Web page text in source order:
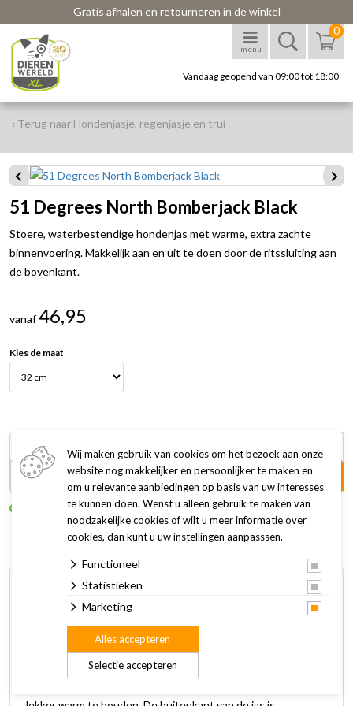
Gratis afhalen en retourneren in de winkel
menu
0
Vandaag geopend van 09:00 tot 18:00
‹ Terug naar Hondenjasje, regenjasje en trui
51 Degrees North Bomberjack Black
Stoere, waterbestendige hondenjas met warme, extra zachte
binnenvoering. Makkelijk aan en uit te doen door de ritssluiting aan
de bovenkant.
vanaf46,95
Kies de maat
32 cm
In winkelwagen +
Op voorraad
Omschrijving Specificaties
Met dit Bomberjack van 51 Degrees North ziet je huisdier er
gegarandeerd super stoer uit en bescherm je hem of haar
tegen wind, regen of kou. De comfortabele en warme jas
Wij maken gebruik van cookies om het bezoek aan onze
website nog makkelijker en persoonlijker te maken en
om u relevante aanbiedingen op basis van uw interesses
te kunnen doen. Wenst u alleen gebruik te maken van
noodzakelijke cookies of wilt u meer informatie over
cookies, dan kunt u uw instellingen aanpasssen.
Functioneel
Statistieken
Marketing
Selectie accepteren
Alles accepteren